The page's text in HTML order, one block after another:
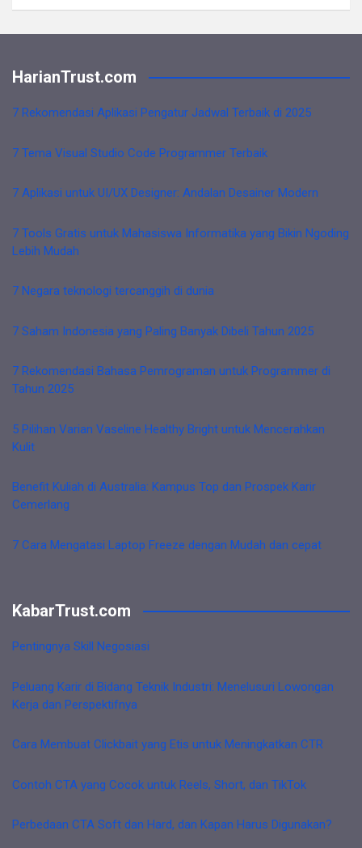
HarianTrust.com
7 Rekomendasi Aplikasi Pengatur Jadwal Terbaik di 2025
7 Tema Visual Studio Code Programmer Terbaik
7 Aplikasi untuk UI/UX Designer: Andalan Desainer Modern
7 Tools Gratis untuk Mahasiswa Informatika yang Bikin Ngoding
Lebih Mudah
7 Negara teknologi tercanggih di dunia
7 Saham Indonesia yang Paling Banyak Dibeli Tahun 2025
7 Rekomendasi Bahasa Pemrograman untuk Programmer di
Tahun 2025
5 Pilihan Varian Vaseline Healthy Bright untuk Mencerahkan
Kulit
Benefit Kuliah di Australia: Kampus Top dan Prospek Karir
Cemerlang
7 Cara Mengatasi Laptop Freeze dengan Mudah dan cepat
KabarTrust.com
Pentingnya Skill Negosiasi
Peluang Karir di Bidang Teknik Industri: Menelusuri Lowongan
Kerja dan Perspektifnya
Cara Membuat Clickbait yang Etis untuk Meningkatkan CTR
Contoh CTA yang Cocok untuk Reels, Short, dan TikTok
Perbedaan CTA Soft dan Hard, dan Kapan Harus Digunakan?